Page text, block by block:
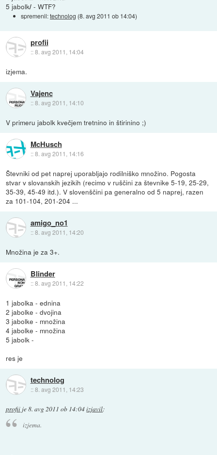
5 jabolk/ - WTF?
spremenil:technolog (8. avg 2011 ob 14:04)
profii
::8. avg 2011, 14:04
izjema.
Vajenc
::8. avg 2011, 14:10
V primeru jabolk kvečjem tretnino in štirinino ;)
McHusch
::8. avg 2011, 14:16
Števniki od pet naprej uporabljajo rodilniško množino. Pogosta
stvar v slovanskih jezikih (recimo v ruščini za števnike 5-19, 25-29,
35-39, 45-49 itd.). V slovenščini pa generalno od 5 naprej, razen
za 101-104, 201-204 ...
amigo_no1
::8. avg 2011, 14:20
Množina je za 3+.
Blinder
::8. avg 2011, 14:22
1 jabolka - ednina
2 jabolke - dvojina
3 jabolke - množina
4 jabolke - množina
5 jabolk -
res je
technolog
::8. avg 2011, 14:23
profii je8. avg 2011 ob 14:04izjavil:
izjema.